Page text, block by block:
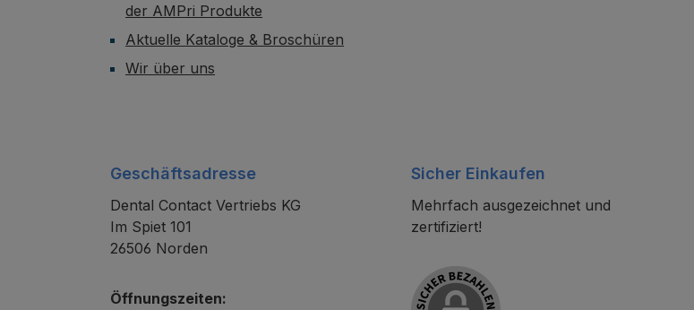
der AMPri Produkte
Aktuelle Kataloge & Broschüren
Wir über uns
Geschäftsadresse
Dental Contact Vertriebs KG
Im Spiet 101
26506 Norden
Öffnungszeiten:
Sicher Einkaufen
Mehrfach ausgezeichnet und
zertifiziert!